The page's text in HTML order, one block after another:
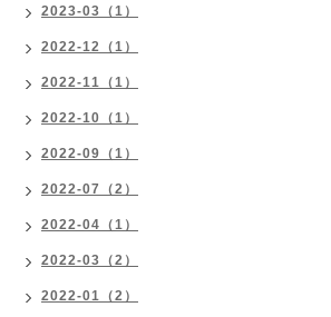
2023-03（1）
2022-12（1）
2022-11（1）
2022-10（1）
2022-09（1）
2022-07（2）
2022-04（1）
2022-03（2）
2022-01（2）